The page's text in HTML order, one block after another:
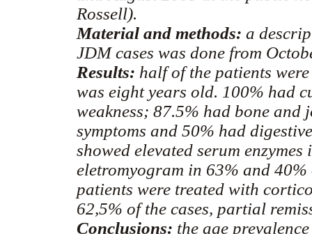
Rossell).
Material and methods: a
JDM cases was done from
Results: half of the patients
was eight years old. 100% had
weakness; 87.5% had bone
symptoms and 50% had
showed elevated serum
eletromyogram in 63% and
patients were treated with
62,5% of the cases, partial
Conclusions: the age